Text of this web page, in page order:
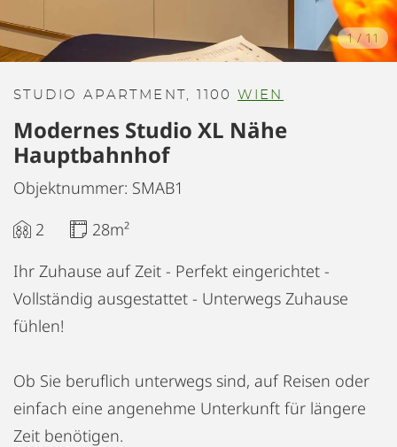
1/11
STUDIO APARTMENT, 1100 WIEN
Modernes Studio XL Nähe
Hauptbahnhof
Objektnummer: SMAB1
2
28m²
Ihr Zuhause auf Zeit - Perfekt eingerichtet -
Vollständig ausgestattet - Unterwegs Zuhause
fühlen!
Ob Sie beruflich unterwegs sind, auf Reisen oder
einfach eine angenehme Unterkunft für längere
Zeit benötigen.